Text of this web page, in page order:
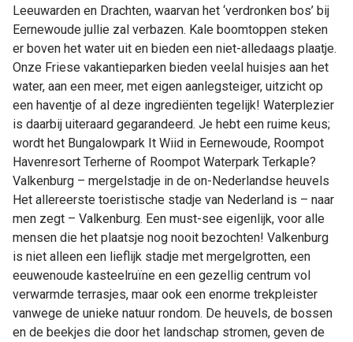
Leeuwarden en Drachten, waarvan het ‘verdronken bos’ bij
Eernewoude jullie zal verbazen. Kale boomtoppen steken
er boven het water uit en bieden een niet-alledaags plaatje.
Onze Friese vakantieparken bieden veelal huisjes aan het
water, aan een meer, met eigen aanlegsteiger, uitzicht op
een haventje of al deze ingrediënten tegelijk! Waterplezier
is daarbij uiteraard gegarandeerd. Je hebt een ruime keus;
wordt het Bungalowpark It Wiid in Eernewoude, Roompot
Havenresort Terherne of Roompot Waterpark Terkaple?
Valkenburg – mergelstadje in de on-Nederlandse heuvels
Het allereerste toeristische stadje van Nederland is – naar
men zegt – Valkenburg. Een must-see eigenlijk, voor alle
mensen die het plaatsje nog nooit bezochten! Valkenburg
is niet alleen een lieflijk stadje met mergelgrotten, een
eeuwenoude kasteelruïne en een gezellig centrum vol
verwarmde terrasjes, maar ook een enorme trekpleister
vanwege de unieke natuur rondom. De heuvels, de bossen
en de beekjes die door het landschap stromen, geven de